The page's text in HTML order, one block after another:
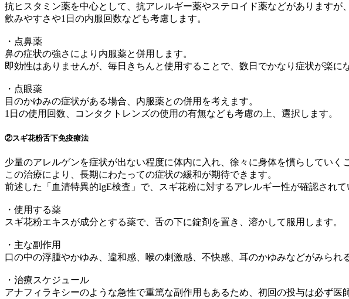
抗ヒスタミン薬を中心として、抗アレルギー薬やステロイド薬などがあります
飲みやすさや1日の内服回数なども考慮します。
・点鼻薬
鼻の症状の強さにより内服薬と併用します。
即効性はありませんが、毎日きちんと使用することで、数日でかなり症状が楽に
・点眼薬
目のかゆみの症状がある場合、内服薬との併用を考えます。
1日の使用回数、コンタクトレンズの使用の有無なども考慮の上、選択します。
②スギ花粉舌下免疫療法
少量のアレルゲンを症状が出ない程度に体内に入れ、徐々に身体を慣らしてい
この治療により、長期にわたっての症状の緩和が期待できます。
前述した「血清特異的IgE検査」で、スギ花粉に対するアレルギー性が確認され
・使用する薬
スギ花粉エキスが成分とする薬で、舌の下に錠剤を置き、溶かして服用します。
・主な副作用
口の中の浮腫やかゆみ、違和感、喉の刺激感、不快感、耳のかゆみなどがみられ
・治療スケジュール
アナフィラキシーのような急性で重篤な副作用もあるため、初回の投与は必ず医